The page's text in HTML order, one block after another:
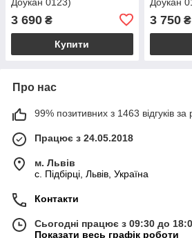
3 690 ₴
Купити
3 750₴
Про нас
99% позитивних з 1463 відгуків за
Працює з 24.05.2018
м. Львів
c. Підбірці, Львів, Україна
Контакти
Сьогодні працює з 09:30 до
Показати весь графік роботи